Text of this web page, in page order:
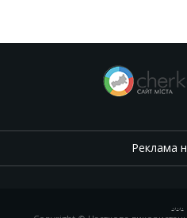
Реклама
.,.,.